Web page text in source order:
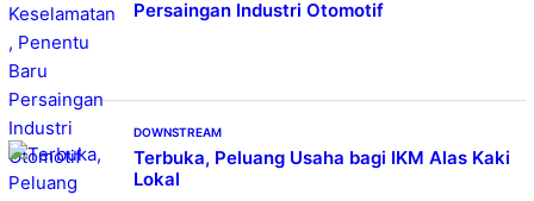
Persaingan Industri Otomotif
DOWNSTREAM
Terbuka, Peluang Usaha bagi IKM Alas Kaki
Lokal